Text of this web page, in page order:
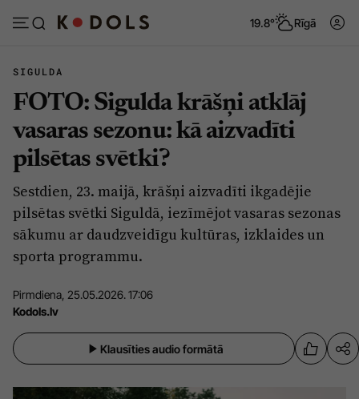
19.8° Rīgā
Abonēt Pieslēgties
Ziņas
Politika
Pašvaldības
Izglītība
Veselība
Ģimene
Vide
Viedokļi
Dzīve un ticība
Sarunas
SIGULDA
FOTO: Sigulda krāšņi atklāj
vasaras sezonu: kā aizvadīti
pilsētas svētki?
Sestdien, 23. maijā, krāšņi aizvadīti ikgadējie
pilsētas svētki Siguldā, iezīmējot vasaras sezonas
sākumu ar daudzveidīgu kultūras, izklaides un
sporta programmu.
Pirmdiena, 25.05.2026. 17:06
Kodols.lv
Klausīties audio formātā